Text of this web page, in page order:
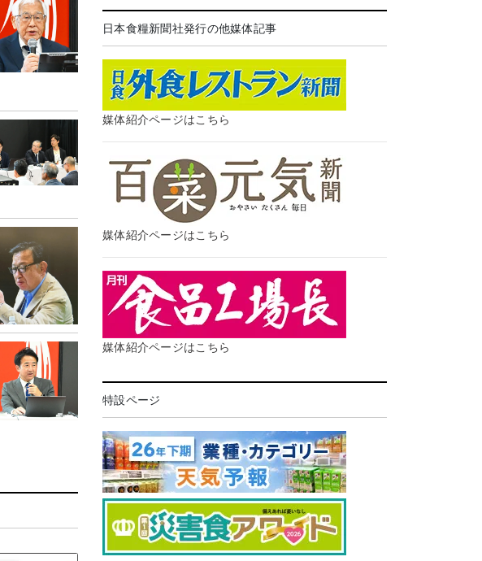
日本食糧新聞社発行の他媒体記事
媒体紹介ページはこちら
媒体紹介ページはこちら
媒体紹介ページはこちら
特設ページ